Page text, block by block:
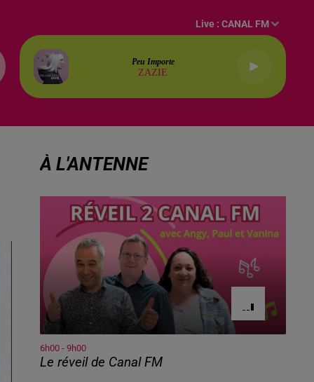
Live :CANAL FM
Peu Importe
ZAZIE
À L'ANTENNE
6h00 - 9h00
Le réveil de Canal FM